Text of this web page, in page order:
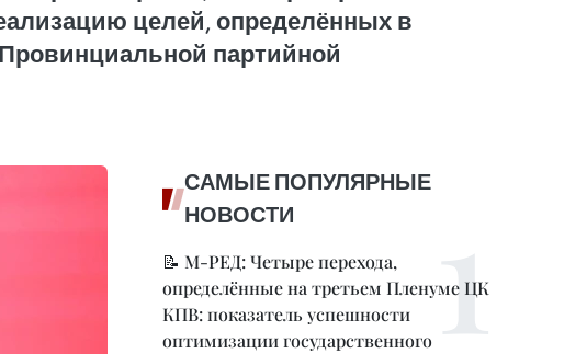
целей, определённых в
партийной
САМЫЕ ПОПУЛЯРНЫЕ
НОВОСТИ
📝 М-РЕД: Четыре перехода,
определённые на третьем Пленуме ЦК
КПВ: показатель успешности
оптимизации государственного